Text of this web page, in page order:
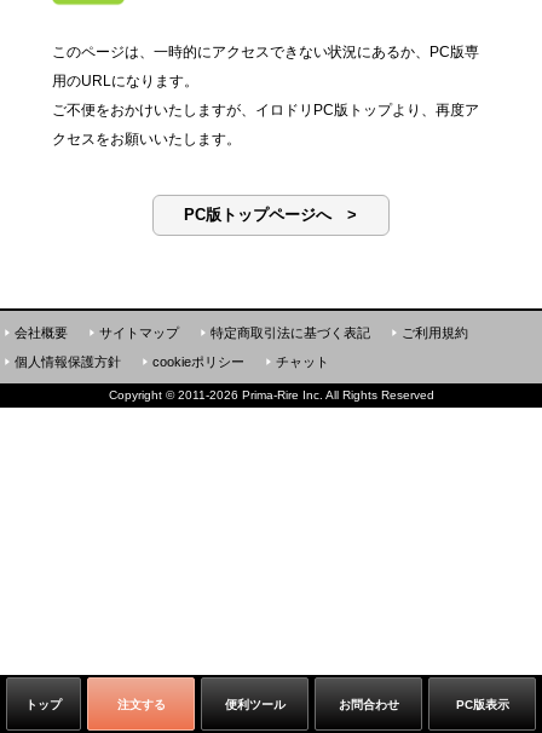
このページは、一時的にアクセスできない状況にあるか、PC版専
用のURLになります。
ご不便をおかけいたしますが、イロドリPC版トップより、再度ア
クセスをお願いいたします。
PC版トップページへ >
トップ 注文する 便利ツール お問合わせ PC版表示
会社概要 サイトマップ 特定商取引法に基づく表記
ご利用規約
個人情報保護方針
cookieポリシー チャット
Copyright ©2011-2026 Prima-Rire Inc. All Rights Reserved